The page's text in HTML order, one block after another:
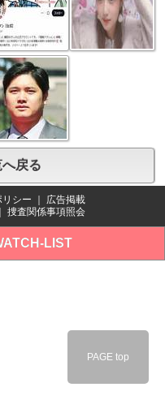
戻る
シー
広告掲載
捜査関係事項照会
LIST
PAGE top